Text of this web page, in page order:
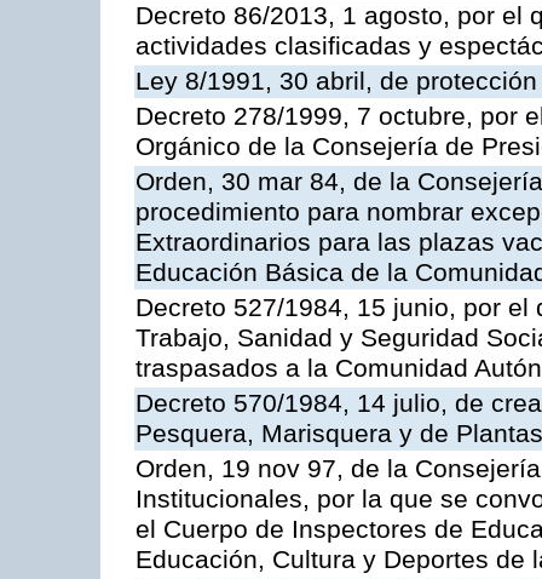
Decreto 86/2013, 1 agosto, por el
actividades clasificadas y
Ley 8/1991, 30 abril, de
Decreto 278/1999, 7 octubre, por
Orgánico de la Consejería de
Orden, 30 mar 84, de la
procedimiento para nombrar
Extraordinarios para las plazas
Educación Básica de la
Decreto 527/1984, 15 junio, por
Trabajo, Sanidad y Seguridad
traspasados a la Comunidad
Decreto 570/1984, 14 julio, de
Pesquera, Marisquera y de
Orden, 19 nov 97, de la
Institucionales, por la que se
el Cuerpo de Inspectores de
Educación, Cultura y Deportes de